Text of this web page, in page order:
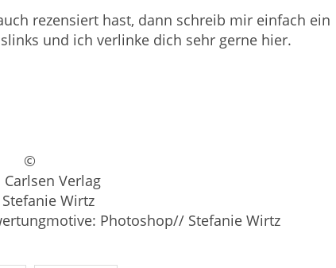
rezensiert hast, dann schreib mir einfach ein
und ich verlinke dich sehr gerne hier.
©
Carlsen Verlag
Wirtz
Photoshop// Stefanie Wirtz